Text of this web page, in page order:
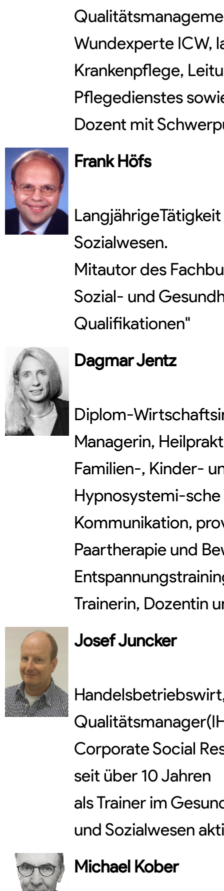
Wundexperte ICW,
Krankenpflege,
Pflegedienstes
Dozent mit
Frank Höfs
Sozialwesen.
Mitautor des
Sozial- und
Qualifikationen"
DagmarJentz
Diplom-
Managerin,
Familien-, Kinder-
Hypnosystemi-sche
Kommunikation,
Paartherapie und
Trainerin, Dozentin
JosefJuncker
Corporate Social
seit über 10 Jahren
als Trainer im
und Sozialwesen
Michael Kober